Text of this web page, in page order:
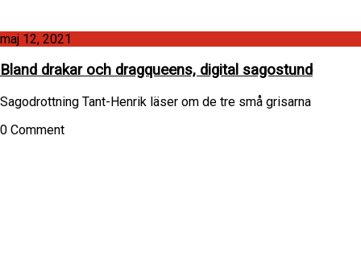
maj 12, 2021
Bland drakar och dragqueens, digital sagostund
Sagodrottning Tant-Henrik läser om de tre små grisarna
0 Comment